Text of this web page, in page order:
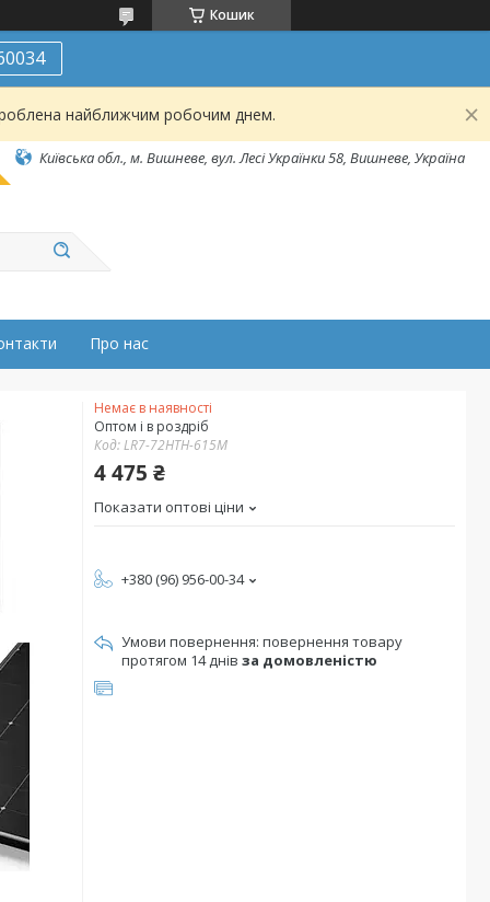
Кошик
найближчим робочим днем.
Київська обл., м. Вишневе, вул. Лесі Українки 58, Вишневе, Україна
Про нас
Немає в наявності
Оптом і в роздріб
Код:LR7-72HTH-615M
4 475 ₴
Показати оптові ціни
+380 (96) 956-00-34
повернення товару
протягом 14 днів за домовленістю